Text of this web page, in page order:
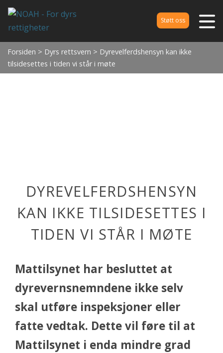
Støtt oss
Forsiden > Dyrs rettsvern > Dyrevelferdshensyn kan ikke
tilsidesettes i tiden vi står i møte
DYREVELFERDSHENSYN
KAN IKKE TILSIDESETTES I
TIDEN VI STÅR I MØTE
Mattilsynet har besluttet at
dyrevernsnemndene ikke selv
skal utføre inspeksjoner eller
fatte vedtak. Dette vil føre til at
Mattilsynet i enda mindre grad